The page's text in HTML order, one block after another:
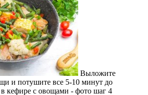
Выложите
и потушите все 5-10 минут до